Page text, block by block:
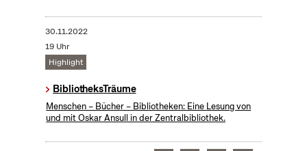
30.11.2022
19 Uhr
Highlight
BibliotheksTräume
Menschen – Bücher – Bibliotheken: Eine Lesung von
und mit Oskar Ansull in der Zentralbibliothek.